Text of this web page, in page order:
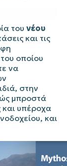
του νέου
και τις
οποίου
να
στην
μπροστά
και υπέροχα
και